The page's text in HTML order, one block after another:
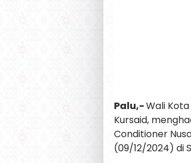
Palu,-Wali
Kursaid,
Conditioner
(09/12/2024) di